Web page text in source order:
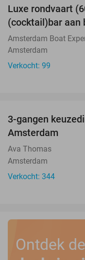
Luxe rondvaart
(cocktail)bar aan
Amsterdam Boat
Amsterdam
Verkocht: 99
3-gangen
Amsterdam
Ava Thomas
Amsterdam
Verkocht: 344
Ontdek